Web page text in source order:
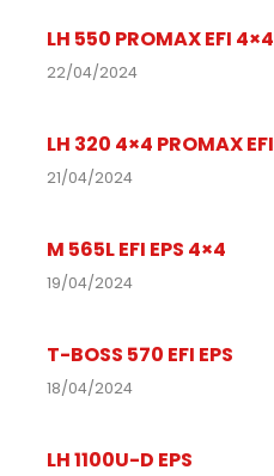
LH 550 PROMAX EFI 4×4
22/04/2024
LH 320 4×4 PROMAX EFI
21/04/2024
M 565L EFI EPS 4×4
19/04/2024
T-BOSS 570 EFI EPS
18/04/2024
LH 1100U-D EPS